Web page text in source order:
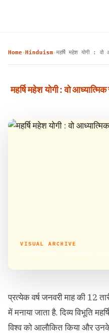
Home› Hinduism›महर्षि महेश योगी :
महर्षि महेश योगी : वो
VISUAL ARCHIVE
प्रत्येक वर्ष जनवरी माह की 12
में मनाया जाता है. दिव्य विभूति
विश्व को आलौकित किया और